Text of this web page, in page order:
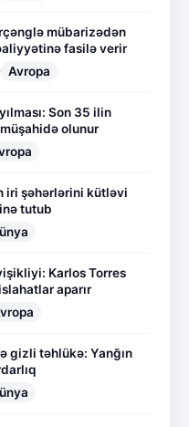
mübarizədən
fasilə verir
Avropa
Son 35 ilin
olunur
iri şəhərlərini kütləvi
tutub
Karlos Torres
aparır
gizli təhlükə: Yanğın